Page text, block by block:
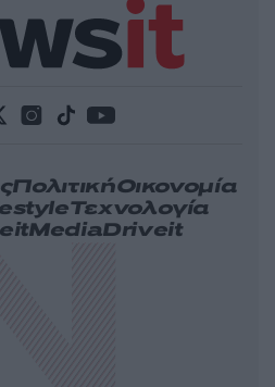
ΠολιτικήΟικονομία
Τεχνολογία
MediaDriveit